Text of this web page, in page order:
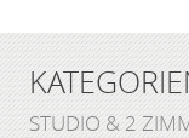
STUDIO & 2